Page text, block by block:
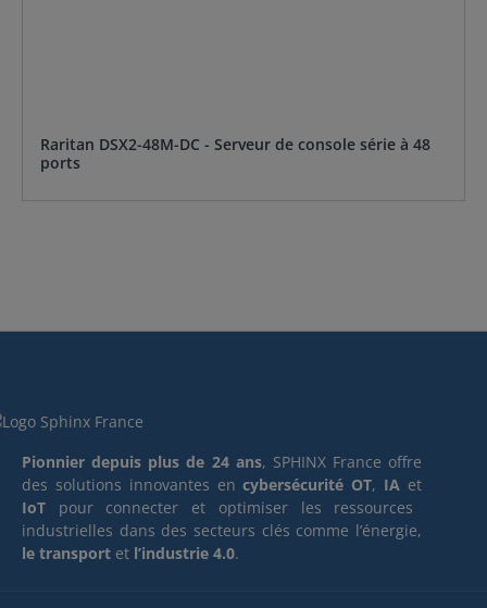
Raritan DSX2-48M-DC - Serveur de console série à 48
ports
Pionnier depuis plus de 24 ans, SPHINX France offre
des solutions innovantes encybersécurité OT, IA et
IoT pour connecter et optimiser les ressources
industrielles dans des secteurs clés comme l’énergie,
le transport et l’industrie 4.0.